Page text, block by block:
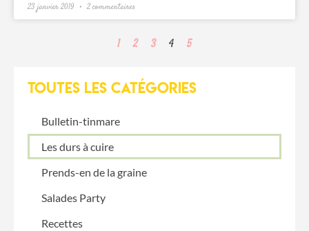
23 janvier 2019 2 commentaires
1 2 3 4 5
TOUTES LES catégories
Bulletin-tinmare
Les durs à cuire
Prends-en de la graine
Salades Party
Recettes